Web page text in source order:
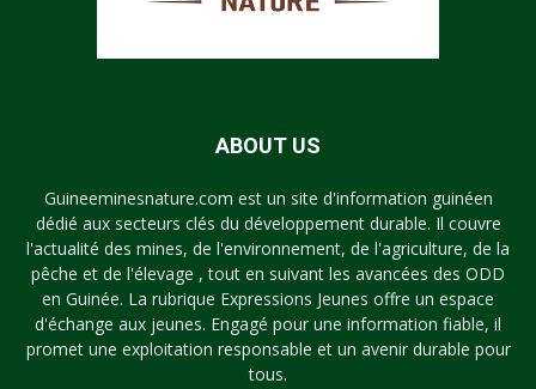
ABOUT US
Guineeminesnature.com est un site d'information guinéen
dédié aux secteurs clés du développement durable. Il couvre
l'actualité des mines, de l'environnement, de l'agriculture, de la
pêche et de l'élevage , tout en suivant les avancées des ODD
en Guinée. La rubrique Expressions Jeunes offre un espace
d'échange aux jeunes. Engagé pour une information fiable, il
promet une exploitation responsable et un avenir durable pour
tous.